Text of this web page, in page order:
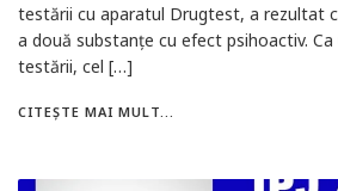
testării cu aparatul Drugtest, a rezultat
a două substanțe cu efect psihoactiv.
testării, cel […]
CITEȘTE MAI MULT...